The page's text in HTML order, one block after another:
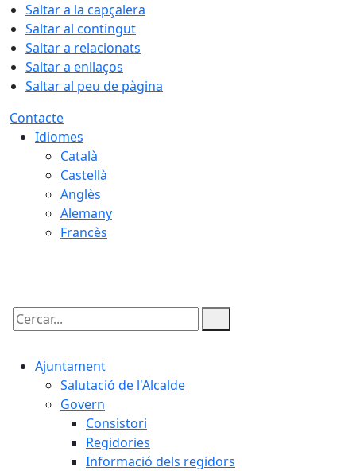
Saltar a la capçalera
Saltar al contingut
Saltar a relacionats
Saltar a enllaços
Saltar al peu de pàgina
Contacte
Idiomes
Català
Castellà
Anglès
Alemany
Francès
Cercar:
Ajuntament
Salutació de l'Alcalde
Govern
Consistori
Regidories
Informació dels regidors